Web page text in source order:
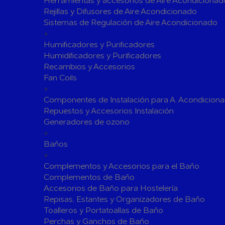
Válvulas para Calefacción
Válvulas Radiador
Válv.
Válvulas de Seguridad
Bombas de calor para ACS
Cocinas
Fregaderos
Grifería de Cocina
Contra Incendios
Accesorios y Grupos Contra Incendios
Energías Renovables
Calderas y estufas de biomasa
Sistemas de Energía Solar Térmica
Estructuras de soporte
Rejillas y Difusores de Aire Acondicionado
Sistemas de Regulación de Aire Acondicionado
+
Humificadores y Purificadores
Humidificadores y Purificadores
Recambios y Accesorios
Fan Coils
+
Componentes de Instalación para A.
Repuestos y Accesorios Instalación
Generadores de ozono
+
Baños
+
Complementos y Accesorios para el Baño
Complementos de Baño
Accesorios de Baño para Hostelería
Repisas, Estantes y Organizadores de Baño
Toalleros y Portatoallas de Baño
Perchas y Ganchos de Baño